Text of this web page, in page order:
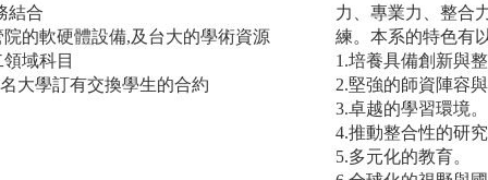
結合
的軟硬體設備,及台大的學術資源
域科目
大學訂有交換學生的合約
力、專業力、整合
練。本系的特色有
1.培養具備創新與
2.堅強的師資陣容
3.卓越的學習環境。
4.推動整合性的研
5.多元化的教育。